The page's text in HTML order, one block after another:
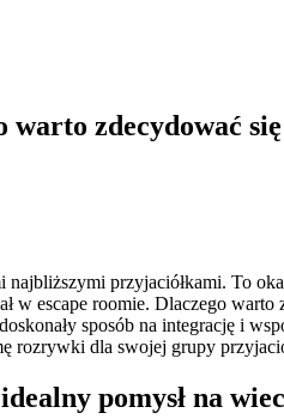
zdecydować
przyjaciółkami. To
w escape roomie. Dlaczego
sposób na integrację i
rozrywki dla swojej grupy
pomysł na